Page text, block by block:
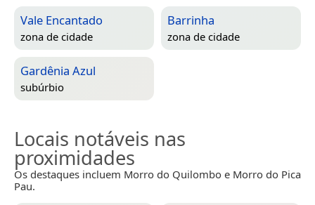
Vale Encantado
zona de cidade
Barrinha
zona de cidade
Gardênia Azul
subúrbio
Locais notáveis nas
proximidades
Os destaques incluem Morro do Quilombo e Morro do Pica
Pau.